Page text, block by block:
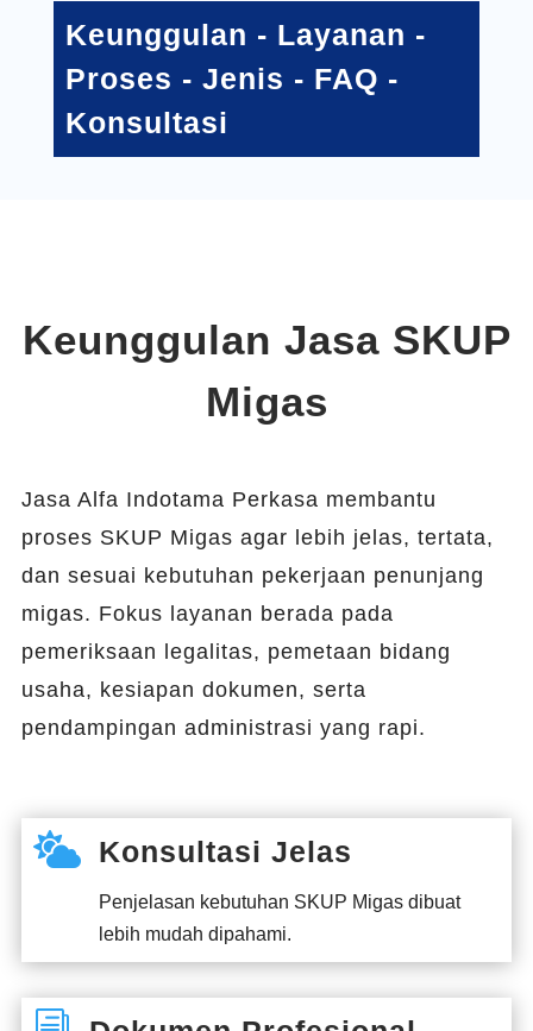
Keunggulan - Layanan -
Proses - Jenis - FAQ -
Konsultasi
Keunggulan Jasa SKUP
Migas
Jasa Alfa Indotama Perkasa membantu
proses SKUP Migas agar lebih jelas, tertata,
dan sesuai kebutuhan pekerjaan penunjang
migas. Fokus layanan berada pada
pemeriksaan legalitas, pemetaan bidang
usaha, kesiapan dokumen, serta
pendampingan administrasi yang rapi.
 Konsultasi Jelas
Penjelasan kebutuhan SKUP Migas dibuat
lebih mudah dipahami.